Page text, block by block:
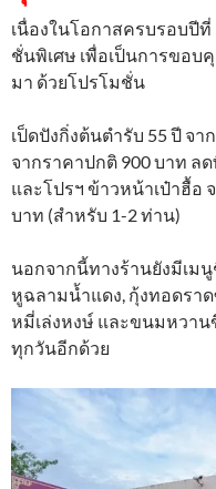
เนื่องในโอกาสครบรอบปีที่
ชั่นพิเศษ เพื่อเป็นการขอ
มา ด้วยโปรโมชั่น
เป็ดปังกิ่งต้นตำรับ 55 ปี จา
จากราคาปกติ 900 บาท ลด
และโปรฯ ข้าวหน้าเป๋าฮื้อ
บาท (สำหรับ 1-2 ท่าน)
นอกจากนี้ทางร้านยังมีเมนู
หูฉลามน้ำแดง, กุ้งทอดรา
หมี่เล่งหงษ์ และขนมหวาน
ทุกวันอีกด้วย